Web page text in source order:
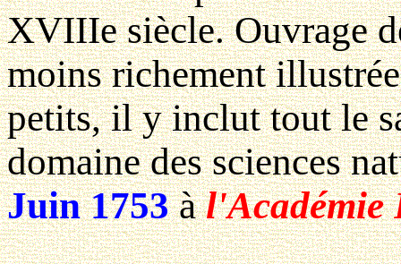
XVIIIe siècle. Ouvrage
moins richement
petits, il y inclut tout le
domaine des sciences
Juin 1753àl'Académie